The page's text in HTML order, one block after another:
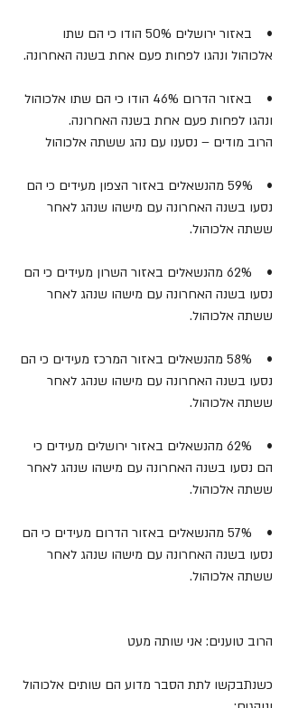
•    באזור ירושלים 50% הודו כי הם שתו
אלכוהול ונהגו לפחות פעם אחת בשנה האחרונה.
•    באזור הדרום 46% הודו כי הם שתו אלכוהול
ונהגו לפחות פעם אחת בשנה האחרונה.
הרוב מודים – נסענו עם נהג ששתה אלכוהול
•    59% מהנשאלים באזור הצפון מעידים כי הם
נסעו בשנה האחרונה עם מישהו שנהג לאחר
ששתה אלכוהול.
•    62% מהנשאלים באזור השרון מעידים כי הם
נסעו בשנה האחרונה עם מישהו שנהג לאחר
ששתה אלכוהול.
•    58% מהנשאלים באזור המרכז מעידים כי הם
נסעו בשנה האחרונה עם מישהו שנהג לאחר
ששתה אלכוהול.
•    62% מהנשאלים באזור ירושלים מעידים כי
הם נסעו בשנה האחרונה עם מישהו שנהג לאחר
ששתה אלכוהול.
•    57% מהנשאלים באזור הדרום מעידים כי הם
נסעו בשנה האחרונה עם מישהו שנהג לאחר
ששתה אלכוהול.
הרוב טוענים: אני שותה מעט
כשנתבקשו לתת הסבר מדוע הם שותים אלכוהול